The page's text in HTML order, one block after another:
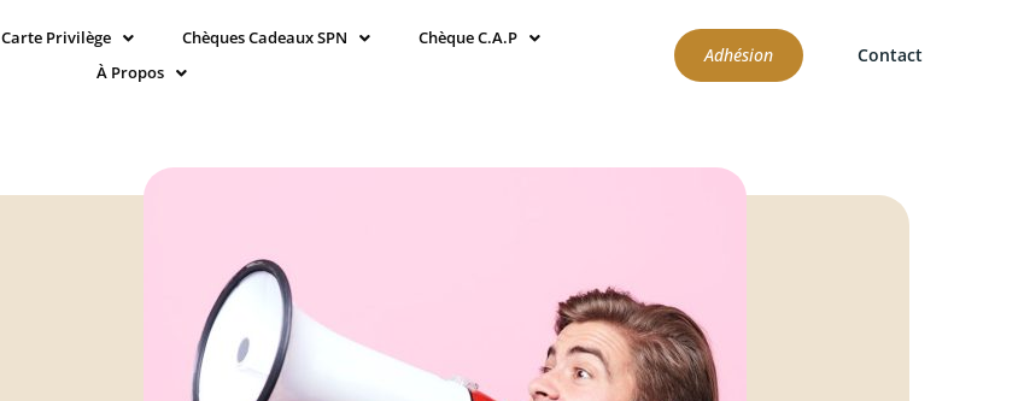
Carte Privilège Chèques Cadeaux SPN
Chèque C.A.P
À Propos
Adhésion Contact